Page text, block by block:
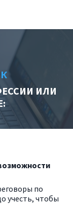
ИЛИ
по
учесть, чтобы